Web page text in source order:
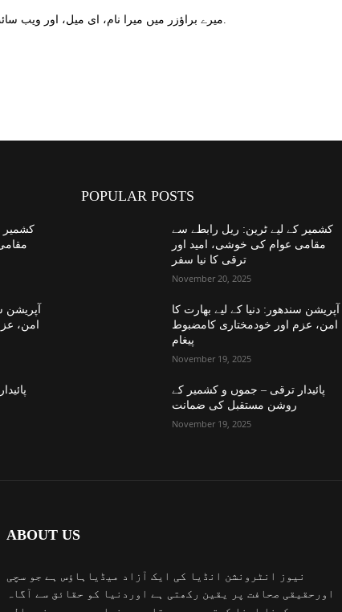
میرے براؤزر میں میرا نام، ای میل، اور ویب سائٹ محفوظ کریں اگلا وقت میں تبصرہ کریں.
کشمیر
آپریشن
امن،
POPULAR POSTS
کشمیر کے لیے ٹرین: ریل رابطے سے
مقامی عوام کی خوشی، امید اور
ترقی کا نیا سفر
November 20, 2025
آپریشن سندھور: دنیا کے لیے بھارت کا
امن، عزم اور خودمختاری کامضبوط
پیغام
November 19, 2025
پائیدار ترقی – جموں و کشمیر کے
روشن مستقبل کی ضمانت
November 19, 2025
ABOUT US
نیوز انٹرونشن انڈیا کی ایک آزاد میڈیاہاؤس ہے جو سچی
اورحقیقی صحافت پر یقین رکھتی ہے اوردنیا کو حقائق سے آگاہ